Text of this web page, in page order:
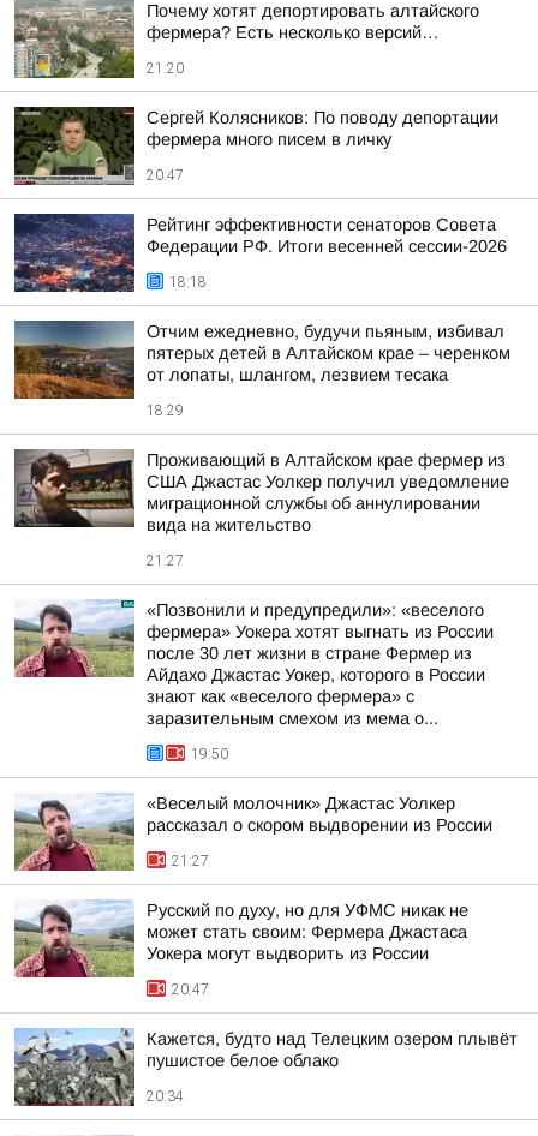
Почему хотят депортировать алтайского
фермера? Есть несколько версий…
21:20
Сергей Колясников: По поводу депортации
фермера много писем в личку
20:47
Рейтинг эффективности сенаторов Совета
Федерации РФ. Итоги весенней сессии-2026
18:18
Отчим ежедневно, будучи пьяным, избивал
пятерых детей в Алтайском крае – черенком
от лопаты, шлангом, лезвием тесака
18:29
Проживающий в Алтайском крае фермер из
США Джастас Уолкер получил уведомление
миграционной службы об аннулировании
вида на жительство
21:27
«Позвонили и предупредили»: «веселого
фермера» Уокера хотят выгнать из России
после 30 лет жизни в стране Фермер из
Айдахо Джастас Уокер, которого в России
знают как «веселого фермера» с
заразительным смехом из мема о...
19:50
«Веселый молочник» Джастас Уолкер
рассказал о скором выдворении из России
21:27
Русский по духу, но для УФМС никак не
может стать своим: Фермера Джастаса
Уокера могут выдворить из России
20:47
Кажется, будто над Телецким озером плывёт
пушистое белое облако
20:34